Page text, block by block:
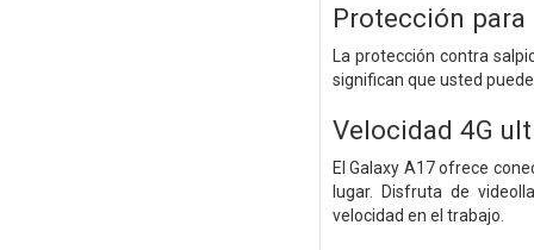
Protección
La protección contra
significan que usted
Velocidad 4G
El Galaxy A17 ofrece
lugar. Disfruta de
velocidad en el trabajo.